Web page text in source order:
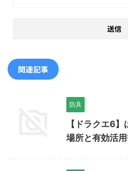
関連記事
防具
【ドラクエ6
場所と有効活